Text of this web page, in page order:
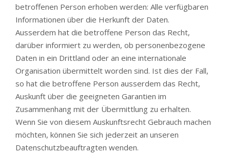
betroffenen Person erhoben werden: Alle verfügbaren
Informationen über die Herkunft der Daten.
Ausserdem hat die betroffene Person das Recht,
darüber informiert zu werden, ob personenbezogene
Daten in ein Drittland oder an eine internationale
Organisation übermittelt worden sind. Ist dies der Fall,
so hat die betroffene Person ausserdem das Recht,
Auskunft über die geeigneten Garantien im
Zusammenhang mit der Übermittlung zu erhalten.
Wenn Sie von diesem Auskunftsrecht Gebrauch machen
möchten, können Sie sich jederzeit an unseren
Datenschutzbeauftragten wenden.